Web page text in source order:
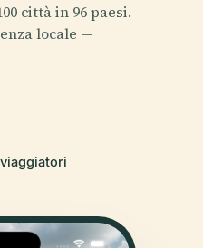
città in 96 paesi.
locale —